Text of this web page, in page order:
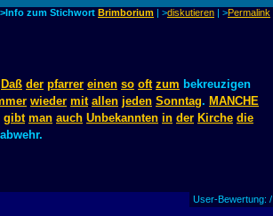
>Info zum Stichwort Brimborium | >diskutieren | >Permalink
Daß der pfarrer einen so oft zum bekreuzigen
wieder mit allen jeden Sonntag. MANCHE
gibt man auch Unbekannten in der Kirche die
User-Bewertung: /